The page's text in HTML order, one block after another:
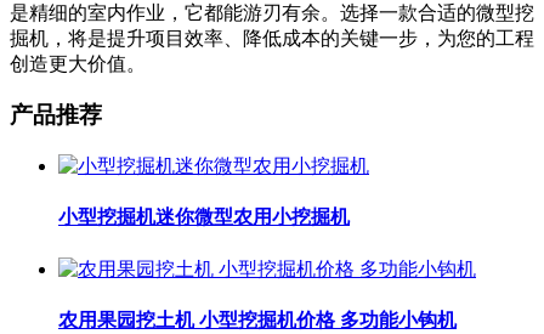
是精细的室内作业，它都能游刃有余。选择一款合适的微型挖
掘机，将是提升项目效率、降低成本的关键一步，为您的工程
创造更大价值。
产品推荐
小型挖掘机迷你微型农用小挖掘机
农用果园挖土机 小型挖掘机价格 多功能小钩机